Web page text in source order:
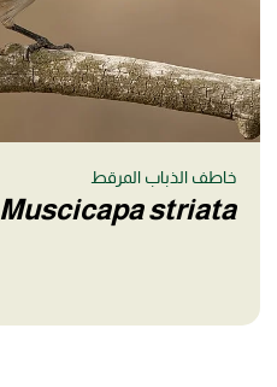
خاطف الذباب المرقط
Muscicapa striata